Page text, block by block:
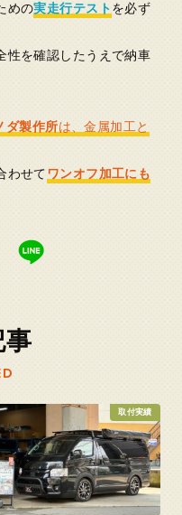
めの実走行テストを必ず
性を確認したうえで納車
ダ製作所は、金属加工と
わせてワンオフ加工にも
事
取付実績